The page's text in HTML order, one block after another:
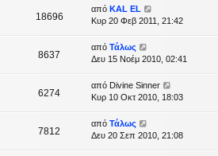
18696
από KAL EL
Κυρ 20 Φεβ 2011, 21:42
8637
από Τάλως
Δευ 15 Νοέμ 2010, 02:41
6274
από Divine Sinner
Κυρ 10 Οκτ 2010, 18:03
7812
από Τάλως
Δευ 20 Σεπ 2010, 21:08